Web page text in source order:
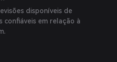
disponíveis de
confiáveis em relação à